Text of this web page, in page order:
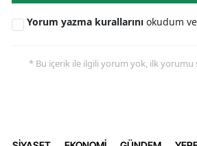
Yorum yazma kurallarını okudum
* Bu içerik ile ilgili yorum yok, ilk yorumu